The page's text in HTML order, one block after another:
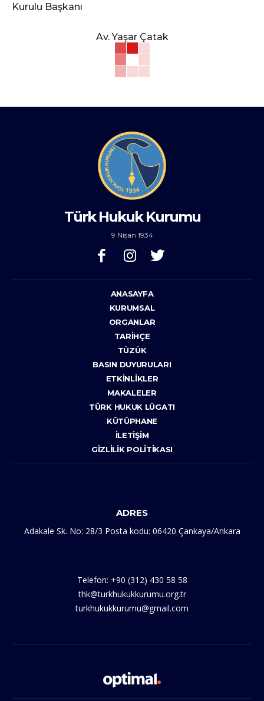
Kurulu Başkanı
Av. Yaşar Çatak
Türk Hukuk Kurumu
9 Nisan 1934
ANASAYFA
KURUMSAL
ORGANLAR
TARIHÇE
TÜZÜK
BASIN DUYURULARI
ETKINLIKLER
MAKALELER
TÜRK HUKUK LÛGATI
KÜTÜPHANE
İLETIŞIM
GIZLILIK POLITIKASI
ADRES
Adakale Sk. No: 28/3 Posta kodu: 06420 Çankaya/Ankara
Telefon: +90 (312) 430 58 58
thk@turkhukukkurumu.org.tr
turkhukukkurumu@gmail.com